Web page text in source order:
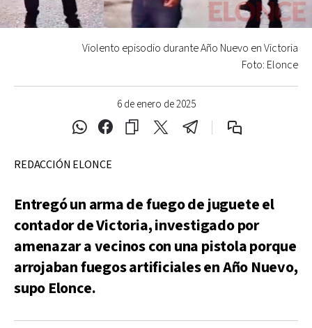
6 de enero de 2025
Violento episodio durante Año Nuevo en Victoria
Foto: Elonce
REDACCIÓN ELONCE
Entregó un arma de fuego de juguete el
contador de Victoria, investigado por
amenazar a vecinos con una pistola porque
arrojaban fuegos artificiales en Año Nuevo,
supo Elonce.